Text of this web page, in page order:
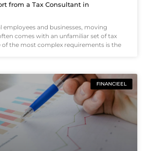
from a Tax Consultant in
employees and businesses, moving
comes with an unfamiliar set of tax
of the most complex requirements is the
FINANCIEEL